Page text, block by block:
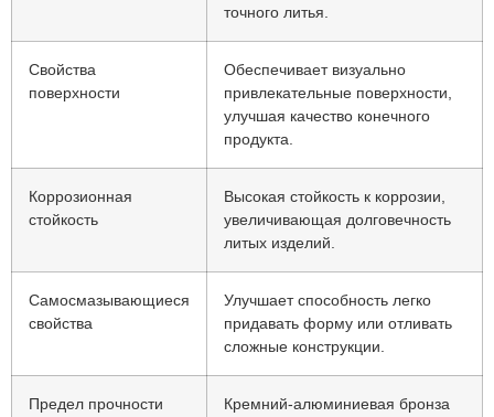
точного литья.
Свойства
поверхности
Обеспечивает визуально
привлекательные поверхности,
улучшая качество конечного
продукта.
Коррозионная
стойкость
Высокая стойкость к коррозии,
увеличивающая долговечность
литых изделий.
Самосмазывающиеся
свойства
Улучшает способность легко
придавать форму или отливать
сложные конструкции.
Предел прочности
Кремний-алюминиевая бронза